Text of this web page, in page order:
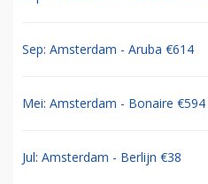
Sep: Amsterdam - Aruba €614
Mei: Amsterdam - Bonaire €594
Jul: Amsterdam - Berlijn €38